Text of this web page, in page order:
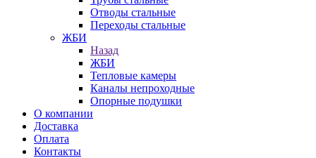
Отводы стальные
Переходы стальные
ЖБИ
Назад
ЖБИ
Тепловые камеры
Каналы непроходные
Опорные подушки
О компании
Доставка
Оплата
Контакты